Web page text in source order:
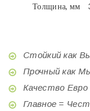
Толщина, мм
Стойкий как
Прочный как
Качество Евро
Главное =